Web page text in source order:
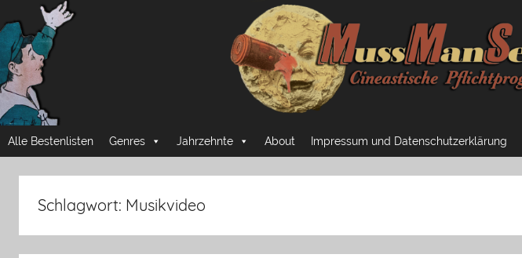
Inhalt
springen
Mussmansehen
Cineastische
Pflichtprogramme
Alle Bestenlisten Genres Jahrzehnte About Impressum und Datenschutzerklärung
Schlagwort: Musikvideo